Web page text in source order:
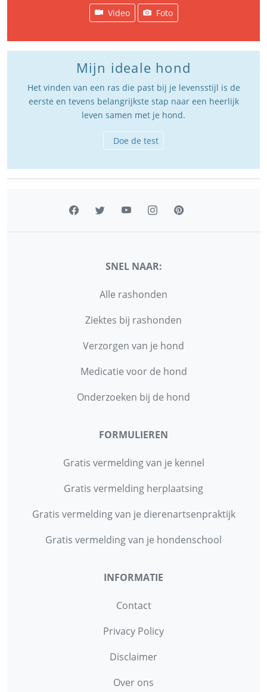
Video Foto
Mijn ideale hond
Het vinden van een ras die past bij je levensstijl is de
eerste en tevens belangrijkste stap naar een heerlijk
leven samen met je hond.
Doe de test
SNEL NAAR:
Alle rashonden
Ziektes bij rashonden
Verzorgen van je hond
Medicatie voor de hond
Onderzoeken bij de hond
FORMULIEREN
Gratis vermelding van je kennel
Gratis vermelding herplaatsing
Gratis vermelding van je dierenartsenpraktijk
Gratis vermelding van je hondenschool
INFORMATIE
Contact
Privacy Policy
Disclaimer
Over ons